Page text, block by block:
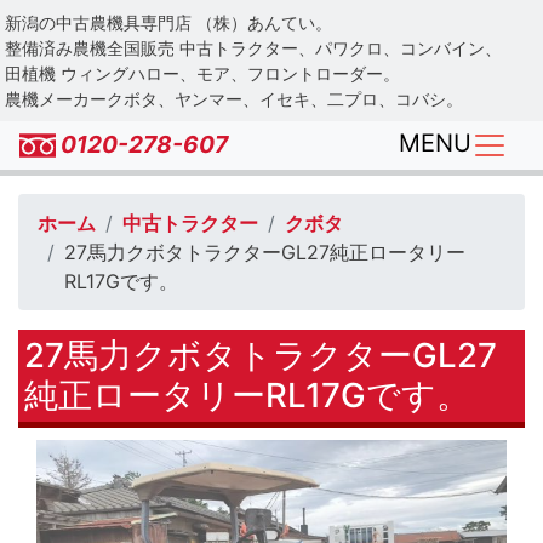
Skip
to
main
content
新潟の中古農機具専門店 （株）あんてい。
整備済み農機全国販売 中古トラクター、パワクロ、コンバイン、
田植機 ウィングハロー、モア、フロントローダー。
農機メーカークボタ、ヤンマー、イセキ、二プロ、コバシ。
0120-278-607 MENU
ホーム 中古トラクター
クボタ
27馬力クボタトラクターGL27純正ロータリー
RL17Gです。
27馬力クボタトラクターGL27
純正ロータリーRL17Gです。